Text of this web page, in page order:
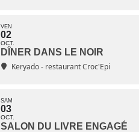
VEN
02
OCT.
DÎNER DANS LE NOIR
Keryado - restaurant Croc'Epi
SAM
03
OCT.
SALON DU LIVRE ENGAGÉ